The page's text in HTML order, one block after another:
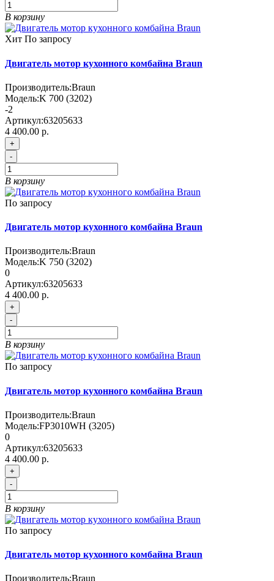
В корзину
Хит По запросу
Двигатель мотор кухонного комбайна Braun
Производитель:Braun
Модель:K 700 (3202)
-2
Артикул:63205633
4 400.00 р.
+
-
В корзину
По запросу
Двигатель мотор кухонного комбайна Braun
Производитель:Braun
Модель:K 750 (3202)
0
Артикул:63205633
4 400.00 р.
+
-
В корзину
По запросу
Двигатель мотор кухонного комбайна Braun
Производитель:Braun
Модель:FP3010WH (3205)
0
Артикул:63205633
4 400.00 р.
+
-
В корзину
По запросу
Двигатель мотор кухонного комбайна Braun
Производитель:Braun